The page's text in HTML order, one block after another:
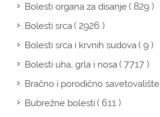
Bolesti organa za disanje( 829 )
Bolesti srca( 2926 )
Bolesti srca i krvnih sudova( 9 )
Bolesti uha, grla i nosa( 7717 )
Bračno i porodično savetovalište
Bubrežne bolesti( 611 )